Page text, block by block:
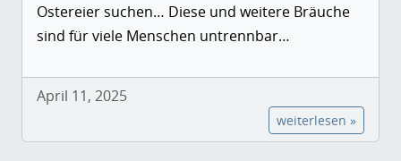
Ostereier suchen… Diese und weitere Bräuche
sind für viele Menschen untrennbar…
April 11, 2025
weiterlesen »